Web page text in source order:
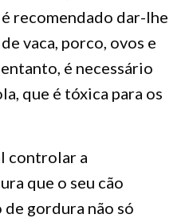
recomendado dar-lhe
vaca, porco, ovos e
é necessário
que é tóxica para os
controlar a
que o seu cão
de gordura não só